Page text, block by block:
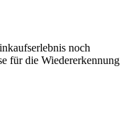
noch
für die Wiedererkennung